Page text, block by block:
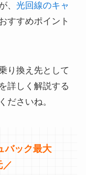
、 光回線のキャ
すすめポイント
り換え先として
詳しく解説する
ださいね。
バック最大
／